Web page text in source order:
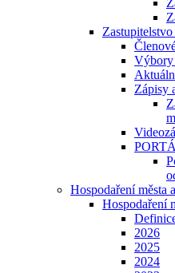
Zastupitelstvo
Zápisy
Hospodaření města
Hospodaření
2026
2025
2024